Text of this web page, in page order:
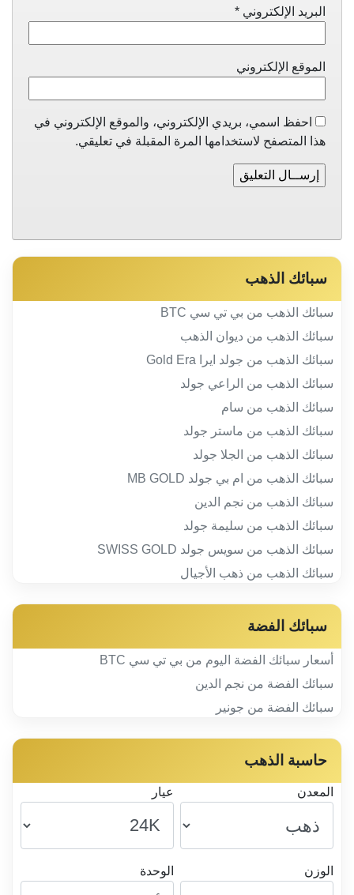
البريد الإلكتروني *
الموقع الإلكتروني
احفظ اسمي، بريدي الإلكتروني، والموقع الإلكتروني في
هذا المتصفح لاستخدامها المرة المقبلة في تعليقي.
سبائك الذهب
سبائك الذهب من بي تي سي BTC
سبائك الذهب من ديوان الذهب
سبائك الذهب من جولد ايرا Gold Era
سبائك الذهب من الراعي جولد
سبائك الذهب من سام
سبائك الذهب من ماستر جولد
سبائك الذهب من الجلا جولد
سبائك الذهب من ام بي جولد MB GOLD
سبائك الذهب من نجم الدين
سبائك الذهب من سليمة جولد
سبائك الذهب من سويس جولد SWISS GOLD
سبائك الذهب من ذهب الأجيال
سبائك الفضة
أسعار سبائك الفضة اليوم من بي تي سي BTC
سبائك الفضة من نجم الدين
سبائك الفضة من جونير
حاسبة الذهب
المعدن عيار
الوزن الوحدة